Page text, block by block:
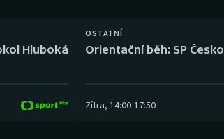
Hluboká
OSTATNÍ
Orientační běh: SP
Zítra, 14:00-17:50